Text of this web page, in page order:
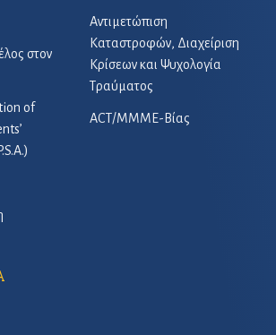
στον
of
Αντιμετώπιση
Καταστροφών, Διαχείριση
Κρίσεων και Ψυχολογία
Τραύματος
ACT/ΜΜΜΕ-Βίας